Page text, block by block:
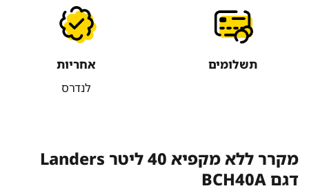
תשלומים
אחריות
לנדרס
מקרר ללא מקפיא 40 ליטר Landers
דגם BCH40A